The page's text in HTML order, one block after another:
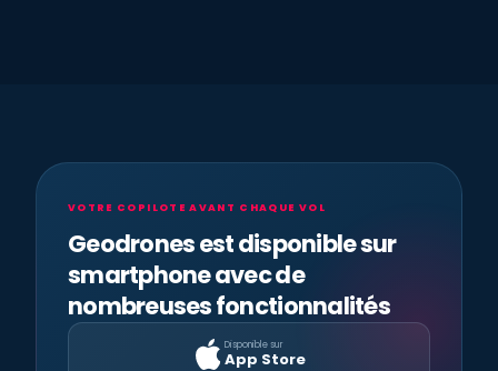
VOTRE COPILOTE AVANT CHAQUE VOL
Geodrones est disponible sur
smartphone avec de
nombreuses fonctionnalités
Disponible sur
App Store